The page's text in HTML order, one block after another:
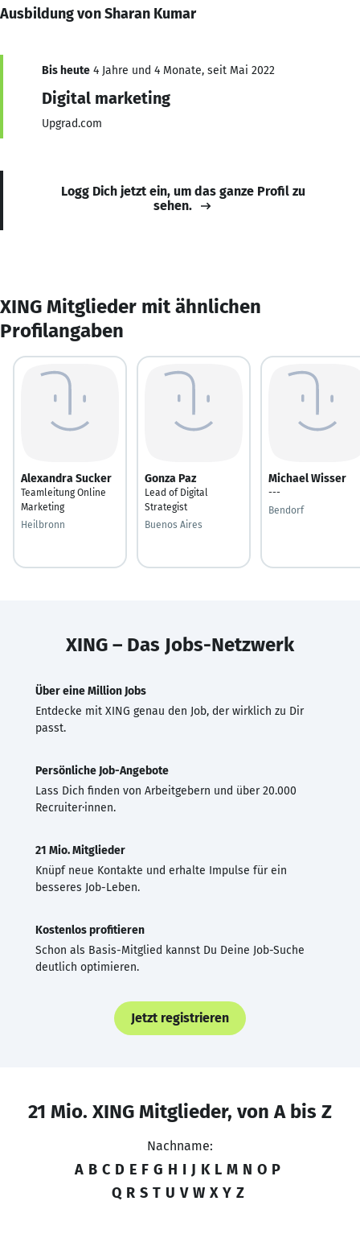
Ausbildung von Sharan Kumar
Bis heute 4 Jahre und 4 Monate, seit Mai 2022
Digital marketing
Upgrad.com
Logg Dich jetzt ein, um das ganze Profil zu
sehen.
XING Mitglieder mit ähnlichen
Profilangaben
Alexandra Sucker
Teamleitung Online
Marketing
Heilbronn
Gonza Paz
Lead of Digital
Strategist
Buenos Aires
Michael Wisser
---
Bendorf
XING – Das Jobs-Netzwerk
Über eine Million Jobs
Entdecke mit XING genau den Job, der wirklich zu Dir
passt.
Persönliche Job-Angebote
Lass Dich finden von Arbeitgebern und über 20.000
Recruiter·innen.
21 Mio. Mitglieder
Knüpf neue Kontakte und erhalte Impulse für ein
besseres Job-Leben.
Kostenlos profitieren
Schon als Basis-Mitglied kannst Du Deine Job-Suche
deutlich optimieren.
Jetzt registrieren
21 Mio. XING Mitglieder, von A bis Z
Nachname:
A B C D E F G H I J K L M N O P
Q R S T U V W X Y Z